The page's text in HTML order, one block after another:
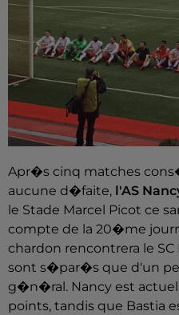
Apr�s cinq matches
aucune d�faite, l'AS
le Stade Marcel Picot ce
compte de la 20�me
chardon rencontrera le SC
sont s�par�s que d'un
g�n�ral. Nancy est
points, tandis que Bastia